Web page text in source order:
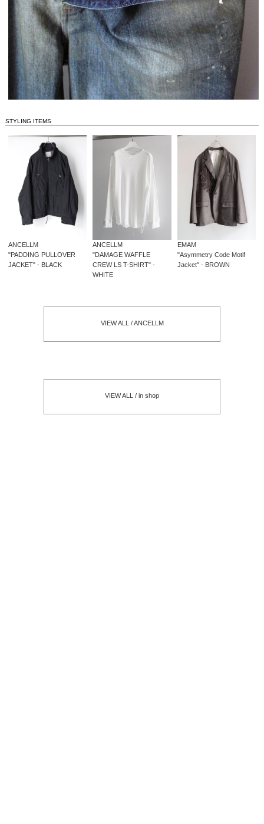
STYLING ITEMS
ANCELLM
"PADDING PULLOVER
JACKET" - BLACK
ANCELLM
"DAMAGE WAFFLE
CREW LS T-SHIRT" -
WHITE
EMAM
"Asymmetry Code Motif
Jacket" - BROWN
VIEW ALL / ANCELLM
VIEW ALL / in shop